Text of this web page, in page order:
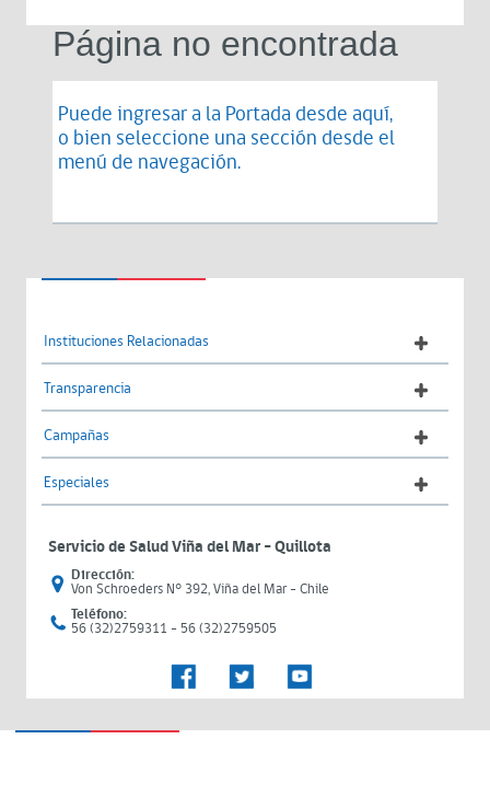
Página no encontrada
Puede ingresar a la Portada desde aquí,
o bien seleccione una sección desde el
menú de navegación.
Instituciones Relacionadas
Transparencia
Campañas
Especiales
Servicio de Salud Viña del Mar – Quillota
Dirección:
Von Schroeders N° 392, Viña del Mar - Chile
Teléfono:
56 (32)2759311 - 56 (32)2759505